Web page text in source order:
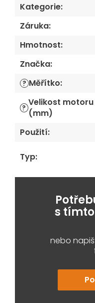
Kategorie:
Záruka:
Hmotnost:
Značka:
? Měřítko:
? Velikost motoru
(mm)
Použití:
Typ:
s
nebo